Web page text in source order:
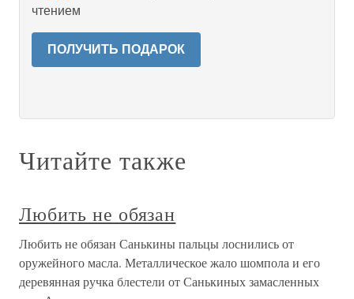
чтением
ПОЛУЧИТЬ ПОДАРОК
Читайте также
Любить не обязан
Любить не обязан Санькины пальцы лоснились от
оружейного масла. Металлическое жало шомпола и его
деревянная ручка блестели от Санькиных замасленных